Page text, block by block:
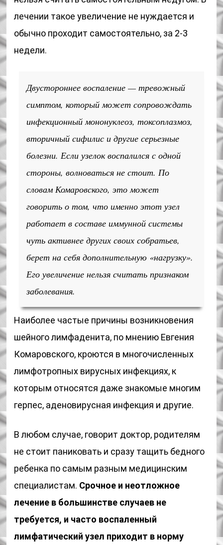
лечении такое увеличение не нуждается и
обычно проходит самостоятельно, за 2-3
недели.
Двустороннее воспаление — тревожный
симптом, который может сопровождать
инфекционный мононуклеоз, токсоплазмоз,
вторичный сифилис и другие серьезные
болезни. Если узелок воспалился с одной
стороны, волноваться не стоит. По
словам Комаровского, это может
говорить о том, что именно этот узел
работает в составе иммунной системы
чуть активнее других своих собратьев,
берет на себя дополнительную «нагрузку».
Его увеличение нельзя считать признаком
заболевания.
Наиболее частые причины возникновения
шейного лимфаденита, по мнению Евгения
Комаровского, кроются в многочисленных
лимфотропных вирусных инфекциях, к
которым относятся даже знакомые многим
герпес, аденовирусная инфекция и другие.
В любом случае, говорит доктор, родителям
не стоит паниковать и сразу тащить бедного
ребенка по самым разным медицинским
специалистам. Срочное и неотложное
лечение в большинстве случаев не
требуется, и часто воспаленный
лимфатический узел приходит в норму